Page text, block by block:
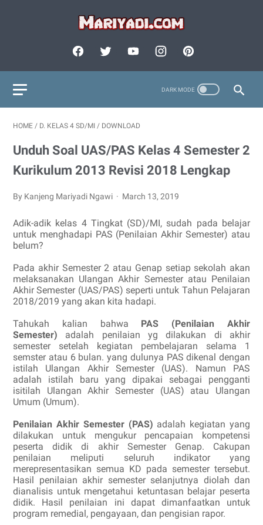
HOME / D. KELAS 4 SD/MI / DOWNLOAD
Unduh Soal UAS/PAS Kelas 4 Semester 2
Kurikulum 2013 Revisi 2018 Lengkap
By Kanjeng Mariyadi Ngawi March 13, 2019
Adik-adik kelas 4 Tingkat (SD)/MI, sudah pada belajar
untuk menghadapi PAS (Penilaian Akhir Semester) atau
belum?
Pada akhir Semester 2 atau Genap setiap sekolah akan
melaksanakan Ulangan Akhir Semester atau Penilaian
Akhir Semester (UAS/PAS) seperti untuk Tahun Pelajaran
2018/2019 yang akan kita hadapi.
Tahukah kalian bahwa PAS (Penilaian Akhir
Semester) adalah penilaian yg dilakukan di akhir
semester setelah kegiatan pembelajaran selama 1
semster atau 6 bulan. yang dulunya PAS dikenal dengan
istilah Ulangan Akhir Semester (UAS). Namun PAS
adalah istilah baru yang dipakai sebagai pengganti
isitilah Ulangan Akhir Semester (UAS) atau Ulangan
Umum (Umum).
Penilaian Akhir Semester (PAS) adalah kegiatan yang
dilakukan untuk meng­ukur pencapaian kompetensi
peserta didik di akhir Semester Genap. Cakupan
penilaian meliputi seluruh indikator yang
merepresentasikan semua KD pada semester tersebut.
Hasil penilaian akhir semester selanjutnya diolah dan
dianalisis untuk menge­tahui ketuntasan belajar peserta
didik. Hasil penilaian ini dapat dimanfaatkan untuk
program remedial, pengayaan, dan pengisian rapor.